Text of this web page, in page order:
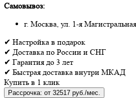
Самовывоз:
г. Москва, ул. 1-я
✔ Настройка в подарок
✔ Доставка по России и СНГ
✔ Гарантия до 3 лет
✔ Быстрая доставка внутри МКАД
Купить в 1 клик
Рассрочка: от 32517 руб./мес.